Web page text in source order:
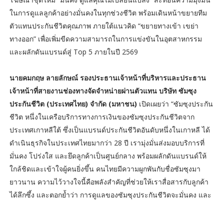
ในการดูแลลูกค้าอย่างมั่นคงในทุกช่วงชีวิต พร้อมเดินหน้าขยายทีม
ตัวแทนประกันชีวิตคุณภาพ ภายใต้แนวคิด “ขยายทางเข้า เขย่า
ทางออก” เพื่อเพิ่มขีดความสามารถในการแข่งขันในอุตสาหกรรม
และผลักดันแบรนด์สู่ Top 5 ภายในปี 2569
นายคมกฤษ ลายลักษณ์ รองประธานเจ้าหน้าที่บริหารและประธาน
เจ้าหน้าที่สายงานช่องทางจัดจำหน่ายผ่านตัวแทน บริษัท ซัมซุง
ประกันชีวิต (ประเทศไทย) จำกัด (มหาชน) เปิดเผยว่า “ซัมซุงประกัน
ชีวิต หนึ่งในเครือบริการทางการเงินของซัมซุงประกันชีวิตจาก
ประเทศเกาหลีใต้ ซึ่งเป็นแบรนด์ประกันชีวิตอันดับหนึ่งในเกาหลี ได้
ดำเนินธุรกิจในประเทศไทยมากว่า 28 ปี เรามุ่งมั่นส่งมอบบริการที่
มั่นคง โปร่งใส และยึดลูกค้าเป็นศูนย์กลาง พร้อมผลักดันแบรนด์ให้
ใกล้ชิดและเข้าใจผู้คนยิ่งขึ้น คนไทยมีความผูกพันกับชื่อซัมซุงมา
ยาวนาน ความไว้วางใจนี้คือพลังสำคัญที่ช่วยให้เราสื่อสารกับลูกค้า
ได้ลึกซึ้ง และตอกย้ำว่า การดูแลของซัมซุงประกันชีวิตจะมั่นคง และ